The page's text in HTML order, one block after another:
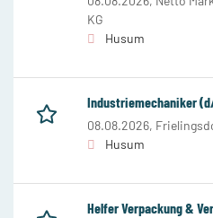
KG
Husum
Industriemechaniker
08.08.2026,
Husum
Helfer Verpackung &